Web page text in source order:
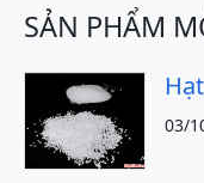
SẢN PHẨM
03/